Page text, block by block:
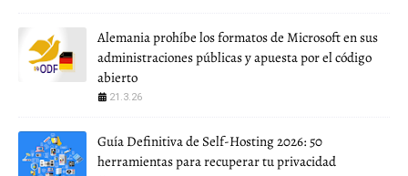
Alemania prohíbe los formatos de Microsoft en sus
administraciones públicas y apuesta por el código
abierto
21.3.26
Guía Definitiva de Self-Hosting 2026: 50
herramientas para recuperar tu privacidad